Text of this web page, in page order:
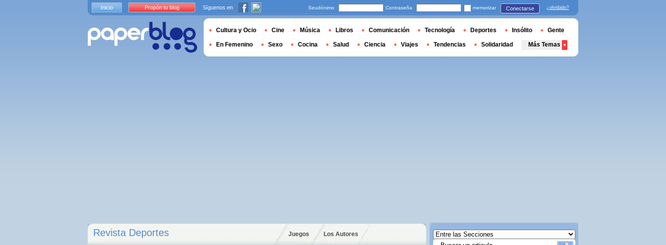
Revista Deportes Juegos Los Autores
Inicio Propón tu blog Síguenos en Seudónimo Contraseña memorizar Conectarse ¿olvidado?
Cultura y Ocio Cine Música Libros Comunicación Tecnología Deportes Insólito Gente
En Femenino Sexo Cocina Salud Ciencia Viajes Tendencias Solidaridad Más Temas